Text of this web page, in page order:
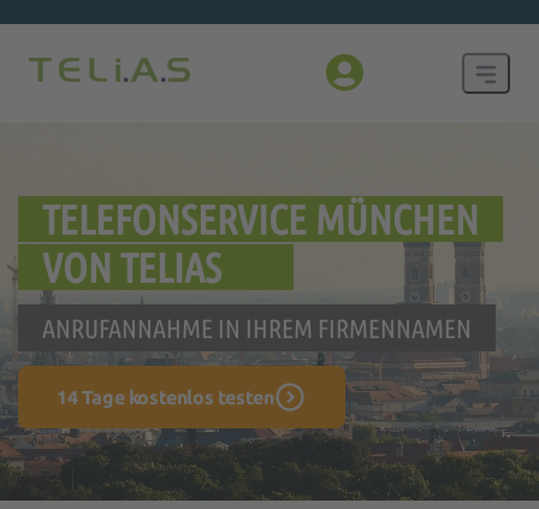
TELEFONSERVICE MÜNCHEN
VON TELIAS
ANRUFANNAHME IN IHREM FIRMENNAMEN
14 Tage kostenlos testen